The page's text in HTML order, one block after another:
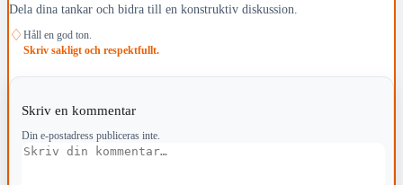
Dela dina tankar och bidra till en konstruktiv diskussion.
♢ Håll en god ton.
Skriv sakligt och respektfullt.
Skriv en kommentar
Din e-postadress publiceras inte.
Kommentar